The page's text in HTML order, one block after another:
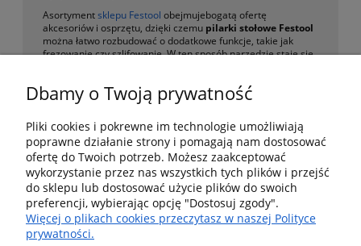
Asortymentsklepu Festool obejmujebogatą ofertę
akcesoriów i osprzętu, dzięki czemu pilarki stołowe Festool
można łatwo rozbudować o dodatkowe funkcje, takie jak
frezowanie czy szlifowanie. W ten sposób narzędzie staje się
zapoznania się z ofertą.
Pomoc
Dostawa i dostawa
Moje konto
Dbamy o Twoją prywatność
Pliki cookies i pokrewne im technologie umożliwiają
poprawne działanie strony i pomagają nam dostosować
ofertę do Twoich potrzeb. Możesz zaakceptować
wykorzystanie przez nas wszystkich tych plików i przejść
do sklepu lub dostosować użycie plików do swoich
preferencji, wybierając opcję "Dostosuj zgody".
Więcej o plikach cookies przeczytasz w naszej Polityce
prywatności.